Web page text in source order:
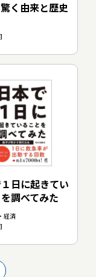
く由来と歴史
１日に起きてい
調べてみた
経済